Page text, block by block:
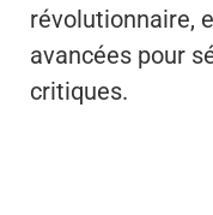
révolutionnaire,
avancées pour
critiques.